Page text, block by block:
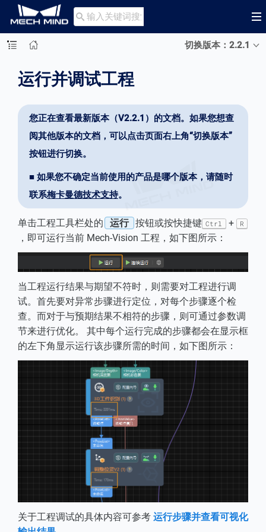

切换版本：2.2.1
运行并调试工程
您正在查看最新版本（V2.2.1）的文档。如果您想查
阅其他版本的文档，可以点击页面右上角“切换版本”
按钮进行切换。
■ 如果您不确定当前使用的产品是哪个版本，请随时
联系梅卡曼德技术支持。
单击工程工具栏处的 运行 按钮或按快捷键 Ctrl + R
，即可运行当前 Mech-Vision 工程，如下图所示：
当工程运行结果与期望不符时，则需要对工程进行调
试。首先要对异常步骤进行定位，对每个步骤逐个检
查。而对于与预期结果不相符的步骤，则可通过参数调
节来进行优化。 其中每个运行完成的步骤都会在显示框
的左下角显示运行该步骤所需的时间，如下图所示：
关于工程调试的具体内容可参考 运行步骤并查看可视化